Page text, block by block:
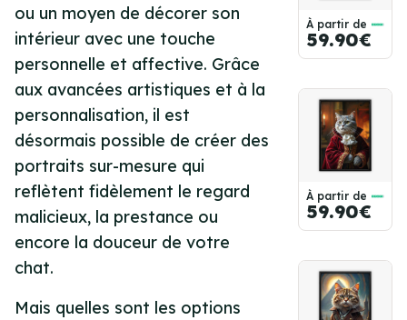
ou un moyen de décorer son
intérieur avec une touche
personnelle et affective. Grâce
aux avancées artistiques et à la
personnalisation, il est
désormais possible de créer des
portraits sur-mesure qui
reflètent fidèlement le regard
malicieux, la prestance ou
encore la douceur de votre
chat.
Mais quelles sont les options
À partir de
59.90€
À partir de
59.90€